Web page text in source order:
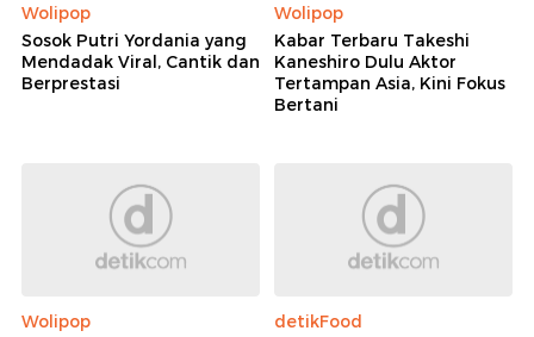
Wolipop
Sosok Putri Yordania yang
Mendadak Viral, Cantik dan
Berprestasi
Wolipop
Kabar Terbaru Takeshi
Kaneshiro Dulu Aktor
Tertampan Asia, Kini Fokus
Bertani
Wolipop
detikFood